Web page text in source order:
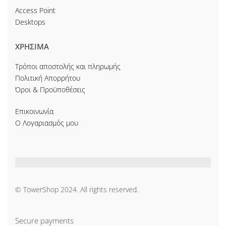
Access Point
Desktops
ΧΡΗΣΙΜΑ
Τρόποι αποστολής και πληρωμής
Πολιτική Απορρήτου
Όροι & Προϋποθέσεις
Επικοινωνία
Ο Λογαριασμός μου
© TowerShop 2024. All rights reserved.
Secure payments